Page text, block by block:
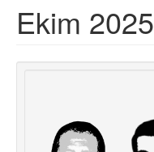
Ekim 2025